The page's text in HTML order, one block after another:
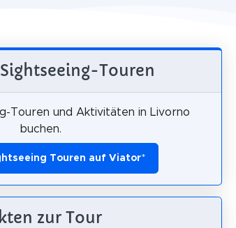
Touren
Touren und Aktivitäten in Livorno
buchen.
Touren auf Viator*
zur Tour